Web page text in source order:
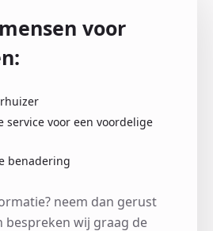
voor
service voor een voordelige
benadering
neem dan gerust
bespreken wij graag de